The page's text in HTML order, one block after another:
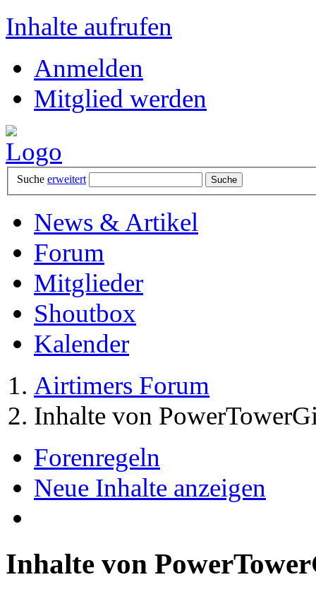
Inhalte aufrufen
Anmelden
Mitglied werden
Suche erweitert
News & Artikel
Forum
Mitglieder
Shoutbox
Kalender
Airtimers Forum
Inhalte von
Forenregeln
Neue Inhalte anzeigen
Inhalte von